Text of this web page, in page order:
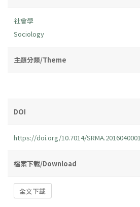
社會學
Sociology
主題分類/Theme
DOI
https://doi.org/10.7014/SRMA.2016040001
檔案下載/Download
全文下載